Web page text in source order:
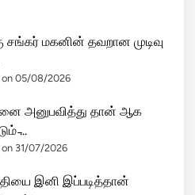
சங்கர் மகனின் தவறான முடிவு
05/08/2026
அனுபவித்து தான் ஆக
̵...
31/07/2026
இனி இப்படித்தான்